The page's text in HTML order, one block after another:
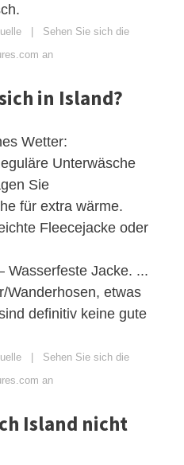
| Sehen Sie sich die
an
in Island?
Wetter:
Unterwäsche
Sie
für extra wärme.
Fleecejacke oder
Wasserfeste Jacke. ...
Wanderhosen, etwas
definitiv keine gute
| Sehen Sie sich die
an
Island nicht